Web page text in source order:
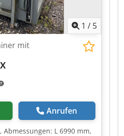
1 / 5
mit
Anrufen
, Abmessungen: L 6990 mm,